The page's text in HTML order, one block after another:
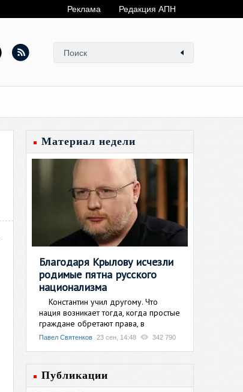
Реклама Редакция АПН
Материал недели
Благодаря Крылову исчезли
родимые пятна русского
национализма
Константин учил другому. Что
нация возникает тогда, когда простые
граждане обретают права, в
Павел Святенков 23 сен, 14:48 342 790
Публикации